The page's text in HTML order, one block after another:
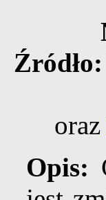
Źródło:
oraz
Opis: